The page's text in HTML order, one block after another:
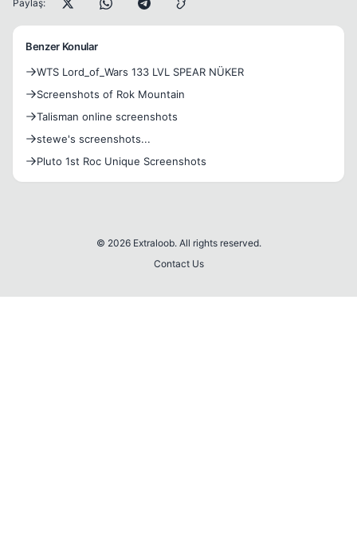
Paylaş:
Benzer Konular
WTS Lord_of_Wars 133 LVL SPEAR NÜKER
Screenshots of Rok Mountain
Talisman online screenshots
stewe's screenshots...
Pluto 1st Roc Unique Screenshots
© 2026 Extraloob. All rights reserved.
Contact Us